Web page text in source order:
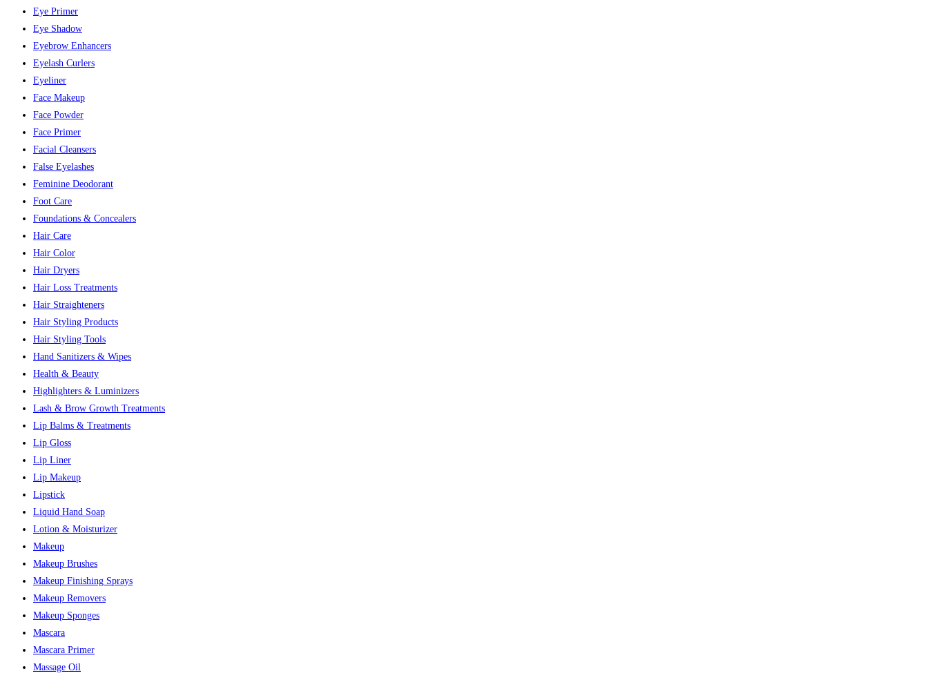
Eye Primer
Eye Shadow
Eyebrow Enhancers
Eyelash Curlers
Eyeliner
Face Makeup
Face Powder
Face Primer
Facial Cleansers
False Eyelashes
Feminine Deodorant
Foot Care
Foundations & Concealers
Hair Care
Hair Color
Hair Dryers
Hair Loss Treatments
Hair Straighteners
Hair Styling Products
Hair Styling Tools
Hand Sanitizers & Wipes
Health & Beauty
Highlighters & Luminizers
Lash & Brow Growth Treatments
Lip Balms & Treatments
Lip Gloss
Lip Liner
Lip Makeup
Lipstick
Liquid Hand Soap
Lotion & Moisturizer
Makeup
Makeup Brushes
Makeup Finishing Sprays
Makeup Removers
Makeup Sponges
Mascara
Mascara Primer
Massage Oil